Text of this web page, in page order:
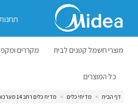
מוצרי חשמל קטנים לבית מקררים
כל המוצרים
דף הבית > מדיחי כלים > מדיח כלים רחב 14 מערכות כלים שחור WQP14-W7633C-B